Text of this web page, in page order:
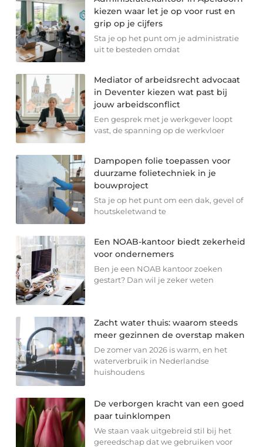
kiezen waar let je op voor rust en
grip op je cijfers
Sta je op het punt om je administratie
uit te besteden omdat
Mediator of arbeidsrecht advocaat
in Deventer kiezen wat past bij
jouw arbeidsconflict
Een gesprek met je werkgever loopt
vast, de spanning op de werkvloer
Dampopen folie toepassen voor
duurzame folietechniek in je
bouwproject
Sta je op het punt om een dak, gevel of
houtskeletwand te
Een NOAB-kantoor biedt zekerheid
voor ondernemers
Ben je een NOAB kantoor zoeken
gestart? Dan wil je zeker weten
Zacht water thuis: waarom steeds
meer gezinnen de overstap maken
De zomer van 2026 is warm, en het
waterverbruik in Nederlandse
huishoudens
De verborgen kracht van een goed
paar tuinklompen
We staan vaak uitgebreid stil bij het
gereedschap dat we gebruiken voor